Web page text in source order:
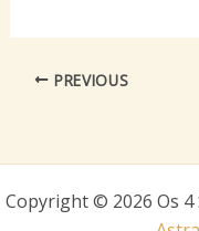
PREVIOUS
Copyright © 2026 Os